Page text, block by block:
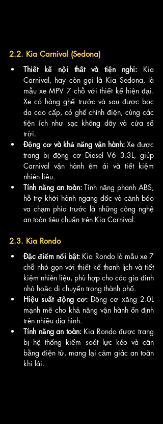
2.2. Kia Carnival (Sedona)
Thiết kế nội thất và tiện nghi: Kia
Carnival, hay còn gọi là Kia Sedona, là
mẫu xe MPV 7 chỗ với thiết kế hiện đại.
Xe có hàng ghế trước và sau được bọc
da cao cấp, có ghế chỉnh điện, cùng các
tiện ích như sạc không dây và cửa sổ
trời.
Động cơ và khả năng vận hành: Xe được
trang bị động cơ Diesel V6 3.3L, giúp
Carnival vận hành êm ái và tiết kiệm
nhiên liệu.
Tính năng an toàn: Tính năng phanh ABS,
hỗ trợ khởi hành ngang dốc và cảnh báo
va chạm phía trước là những công nghệ
an toàn tiêu chuẩn trên Kia Carnival.
2.3. Kia Rondo
Đặc điểm nổi bật: Kia Rondo là mẫu xe 7
chỗ nhỏ gọn với thiết kế thanh lịch và tiết
kiệm nhiên liệu, phù hợp cho các gia đình
nhỏ hoặc di chuyển trong thành phố.
Hiệu suất động cơ: Động cơ xăng 2.0L
mạnh mẽ cho khả năng vận hành ổn định
trên nhiều địa hình.
Tính năng an toàn: Kia Rondo được trang
bị hệ thống kiểm soát lực kéo và cân
bằng điện tử, mang lại cảm giác an toàn
khi lái.